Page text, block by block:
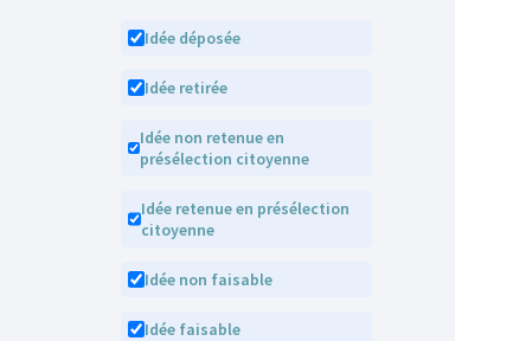
Idée déposée
Idée retirée
Idée non retenue en
présélection citoyenne
Idée retenue en présélection
citoyenne
Idée non faisable
Idée faisable